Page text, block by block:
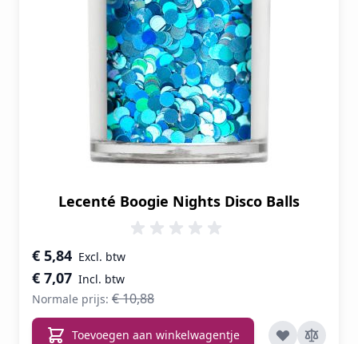
Lecenté Boogie Nights Disco Balls
Speciale prijs
€ 7,07
€ 5,84
Normale prijs: € 10,88
Toevoegen aan winkelwagentje